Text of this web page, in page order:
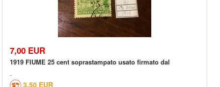
7,00 EUR
1919 FIUME 25 cent soprastampato usato firmato dal
3,50 EUR